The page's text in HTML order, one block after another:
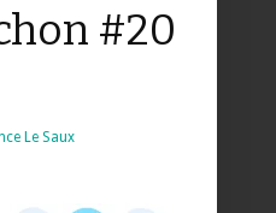
#20
Le Saux